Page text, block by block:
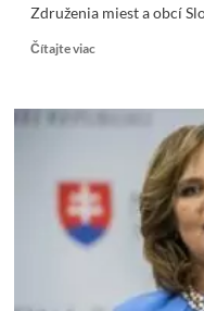
Združenia miest a obcí
Čítajte viacRead
Neschopná
Remišová
trojročný
sklz
v
čerpaní
eurofondov